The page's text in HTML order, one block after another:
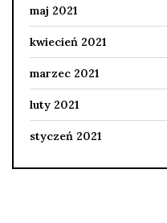
maj 2021
kwiecień 2021
marzec 2021
luty 2021
styczeń 2021